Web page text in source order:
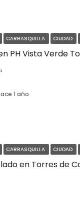
CARRASQUILLA CIUDAD
1 año
CARRASQUILLA CIUDAD